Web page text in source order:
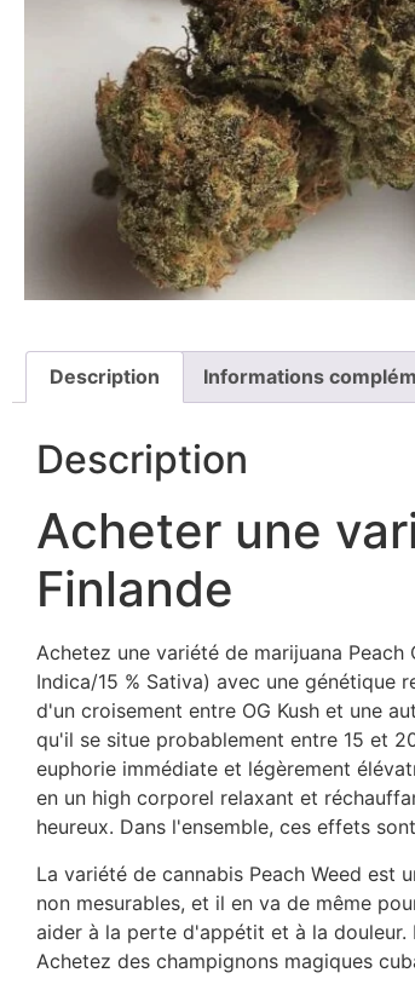
Description Informations
Description
Acheter une
Finlande
Achetez une variété de marijuana
Indica/15 % Sativa) avec une génétique
d'un croisement entre OG Kush et une
qu'il se situe probablement entre 15 et
euphorie immédiate et légèrement
en un high corporel relaxant et
heureux. Dans l'ensemble, ces effets
La variété de cannabis Peach Weed est
non mesurables, et il en va de même
aider à la perte d'appétit et à la douleur.
Achetez des champignons magiques